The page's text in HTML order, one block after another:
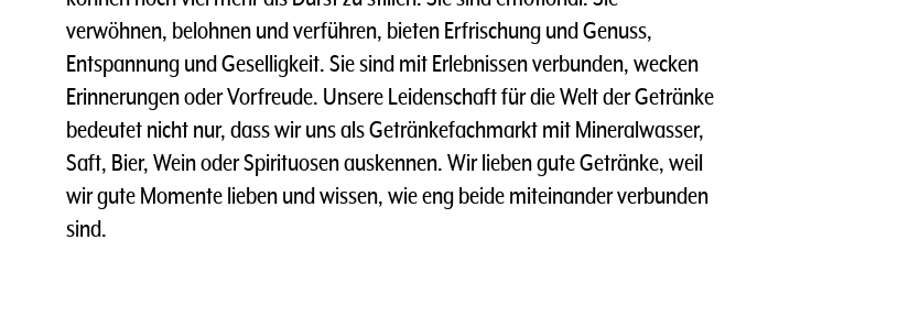
verwöhnen, belohnen und verführen, bieten Erfrischung und Genuss,
Entspannung und Geselligkeit. Sie sind mit Erlebnissen verbunden, wecken
Erinnerungen oder Vorfreude. Unsere Leidenschaft für die Welt der Getränke
bedeutet nicht nur, dass wir uns als Getränkefachmarkt mit Mineralwasser,
Saft, Bier, Wein oder Spirituosen auskennen. Wir lieben gute Getränke, weil
wir gute Momente lieben und wissen, wie eng beide miteinander verbunden
sind.